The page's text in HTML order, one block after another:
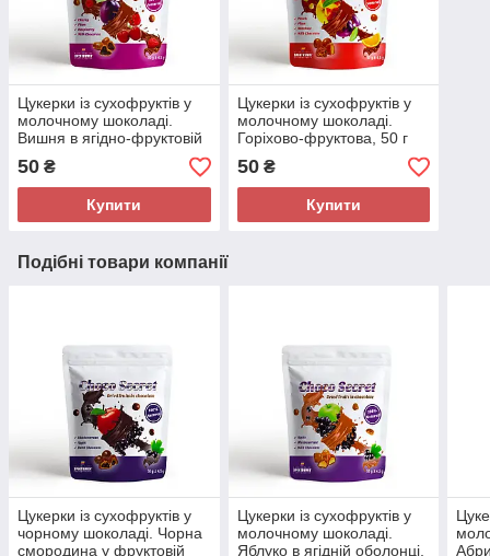
Цукерки із сухофруктів у
молочному шоколаді.
Вишня в ягідно-фруктовій
оболонці, 50 г
50 ₴
Купити
Цукерки із сухофруктів у
молочному шоколаді.
Горіхово-фруктова, 50 г
50₴
Купити
Подібні товари компанії
Цукерки із сухофруктів у
чорному шоколаді. Чорна
смородина у фруктовій
Цукерки із сухофруктів у
молочному шоколаді.
Яблуко в ягідній оболонці,